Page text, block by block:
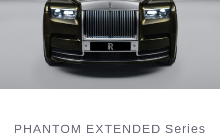
PHANTOM EXTENDED Series